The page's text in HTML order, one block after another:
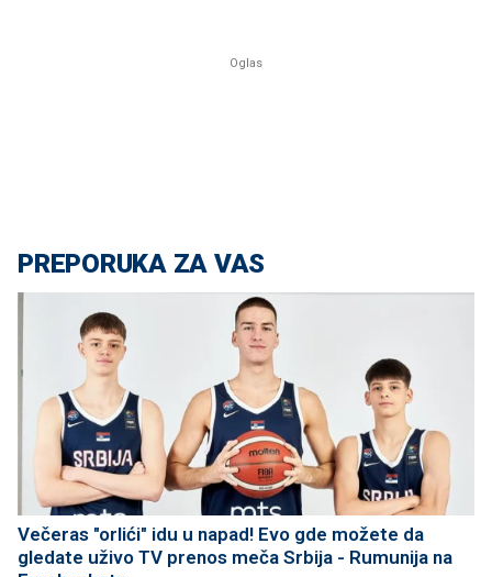
PREPORUKA ZA VAS
Večeras "orlići" idu u napad! Evo gde možete da
gledate uživo TV prenos meča Srbija - Rumunija na